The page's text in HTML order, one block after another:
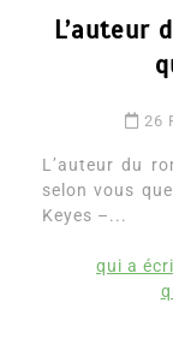
L’auteur
26
L’auteur du
selon vous
Keyes –...
qui a